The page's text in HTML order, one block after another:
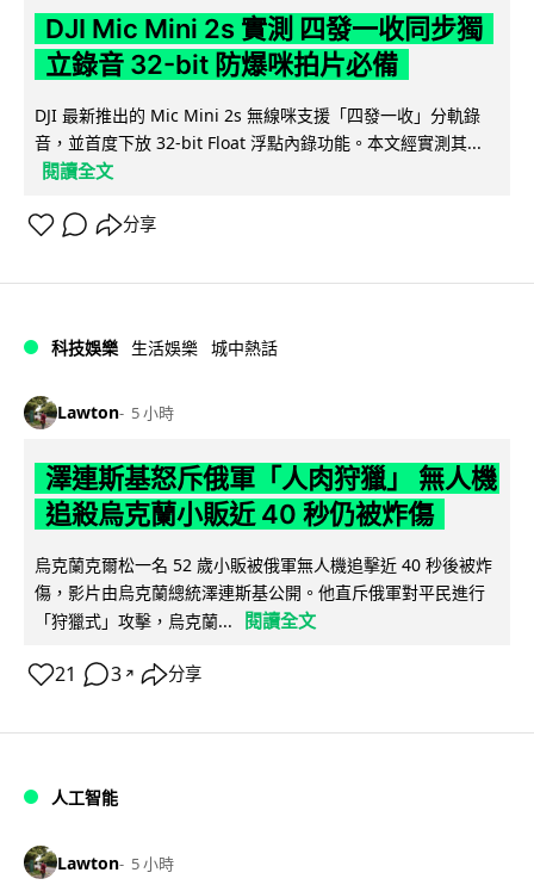
DJI Mic Mini 2s 實測 四發一收同步獨
立錄音 32-bit 防爆咪拍片必備
DJI 最新推出的 Mic Mini 2s 無線咪支援「四發一收」分軌錄
音，並首度下放 32-bit Float 浮點內錄功能。本文經實測其...
閱讀全文
分享
科技娛樂 生活娛樂 城中熱話
Lawton 5 小時
澤連斯基怒斥俄軍「人肉狩獵」 無人機
追殺烏克蘭小販近 40 秒仍被炸傷
烏克蘭克爾松一名 52 歲小販被俄軍無人機追擊近 40 秒後被炸
傷，影片由烏克蘭總統澤連斯基公開。他直斥俄軍對平民進行
「狩獵式」攻擊，烏克蘭...
閱讀全文
21 3 ↗ 分享
人工智能
Lawton 5 小時